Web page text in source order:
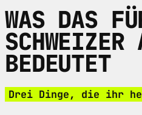
WAS DAS
SCHWEIZER
BEDEUTET
Drei Dinge, die ihr